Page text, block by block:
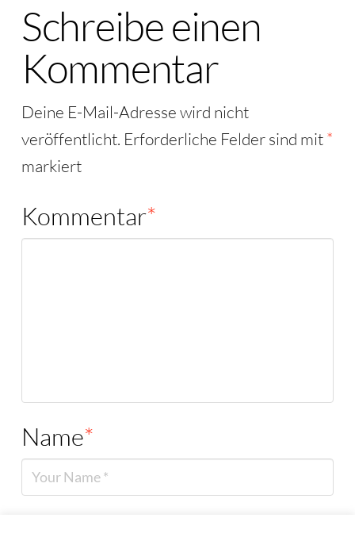
Schreibe einen
Kommentar
Deine E-Mail-Adresse wird nicht
veröffentlicht. Erforderliche Felder sind mit*
markiert
Kommentar*
Name*